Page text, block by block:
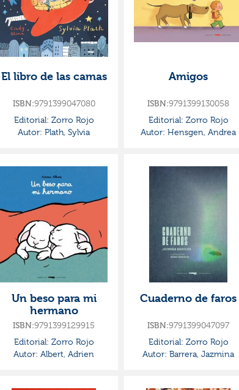
El libro de las camas
ISBN:9791399047080
Editorial: Zorro Rojo
Autor: Plath, Sylvia
Amigos
ISBN:9791399130058
Editorial: Zorro Rojo
Autor: Hensgen, Andrea
Un beso para mi
hermano
ISBN:9791399129915
Editorial: Zorro Rojo
Autor: Albert, Adrien
Cuaderno de faros
ISBN:9791399047097
Editorial: Zorro Rojo
Autor: Barrera, Jazmina